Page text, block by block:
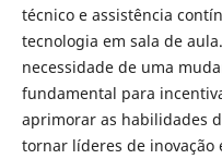
técnico e assistência
tecnologia em sala de
necessidade de uma
fundamental para
aprimorar as habilidades
tornar líderes de inovação